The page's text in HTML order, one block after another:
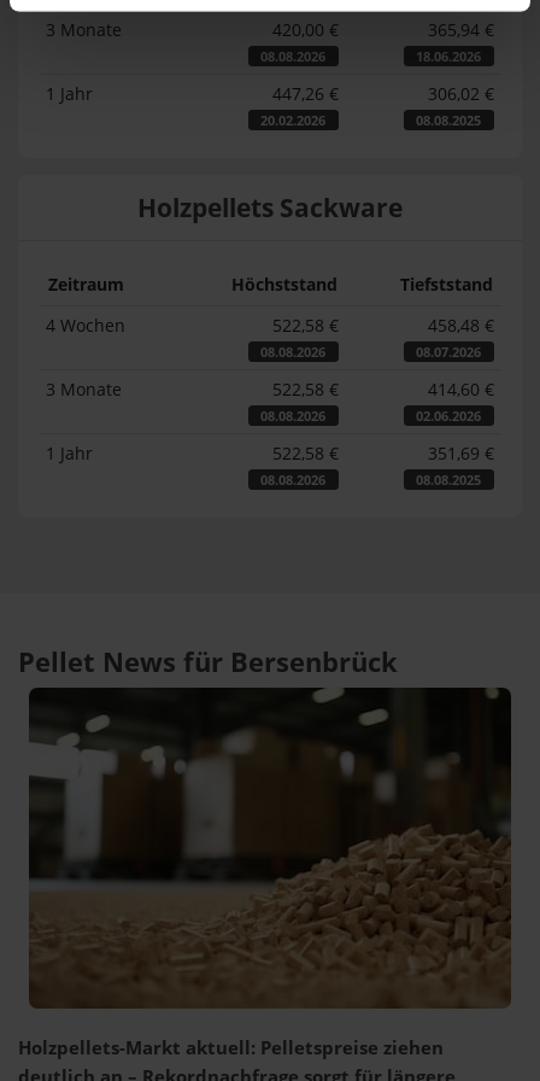
3 Monate 420,00 €
08.08.2026
365,94 €
18.06.2026
1 Jahr 447,26 €
20.02.2026
306,02 €
08.08.2025
Holzpellets Sackware
Zeitraum Höchststand
Tiefststand
4 Wochen
522,58 €
08.08.2026
458,48 €
08.07.2026
3 Monate 522,58 €
08.08.2026
414,60 €
02.06.2026
1 Jahr 522,58 €
08.08.2026
351,69 €
08.08.2025
Pellet News für Bersenbrück
Holzpellets-Markt aktuell: Pelletspreise ziehen